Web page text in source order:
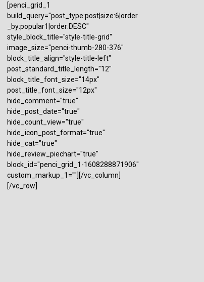
[penci_grid_1
build_query="post_type:post|size:6|order
_by:popular1|order:DESC"
style_block_title="style-title-grid"
image_size="penci-thumb-280-376"
block_title_align="style-title-left"
post_standard_title_length="12"
block_title_font_size="14px"
post_title_font_size="12px"
hide_comment="true"
hide_post_date="true"
hide_count_view="true"
hide_icon_post_format="true"
hide_cat="true"
hide_review_piechart="true"
block_id="penci_grid_1-1608288871906"
custom_markup_1=""][/vc_column]
[/vc_row]